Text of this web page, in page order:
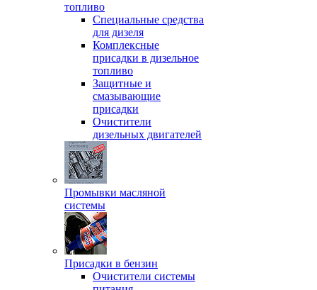
топливо
Спeциальные средства
для дизеля
Комплексные
присадки в дизельное
топливо
Защитные и
смазывающие
присадки
Очистители
дизельных двигателей
Промывки масляной
системы
Присадки в бензин
Очистители системы